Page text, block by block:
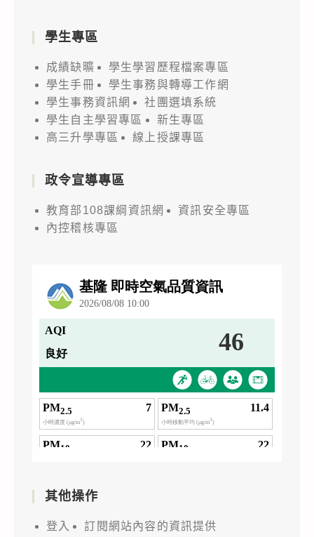
學生專區
成績缺曠
學生學習歷程檔案專區
學生手冊
學生事務與轉導工作網
學生事務資訊網
社團選填系統
學生自主學習專區
新生專區
高三升學專區
線上授課專區
政令宣導專區
教育部108課綱資訊網
資訊安全專區
內控稽核專區
其他操作
登入
訂閱網站內容的資訊提供